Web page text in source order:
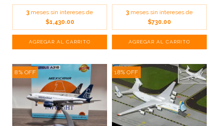
3 meses sin intereses de
$1,430.00
3 meses sin intereses de
$730.00
8% OFF 18% OFF